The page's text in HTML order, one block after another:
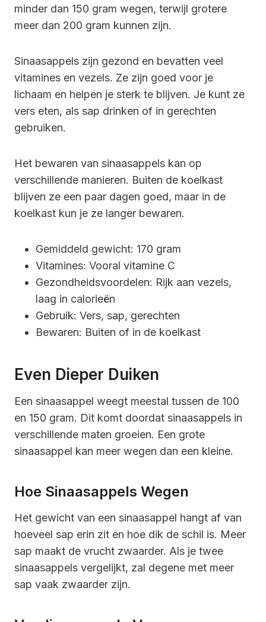
minder dan 150 gram wegen, terwijl grotere
meer dan 200 gram kunnen zijn.
Sinaasappels zijn gezond en bevatten veel
vitamines en vezels. Ze zijn goed voor je
lichaam en helpen je sterk te blijven. Je kunt ze
vers eten, als sap drinken of in gerechten
gebruiken.
Het bewaren van sinaasappels kan op
verschillende manieren. Buiten de koelkast
blijven ze een paar dagen goed, maar in de
koelkast kun je ze langer bewaren.
Gemiddeld gewicht: 170 gram
Vitamines: Vooral vitamine C
Gezondheidsvoordelen: Rijk aan vezels,
laag in calorieën
Gebruik: Vers, sap, gerechten
Bewaren: Buiten of in de koelkast
Even Dieper Duiken
Een sinaasappel weegt meestal tussen de 100
en 150 gram. Dit komt doordat sinaasappels in
verschillende maten groeien. Een grote
sinaasappel kan meer wegen dan een kleine.
Hoe Sinaasappels Wegen
Het gewicht van een sinaasappel hangt af van
hoeveel sap erin zit en hoe dik de schil is. Meer
sap maakt de vrucht zwaarder. Als je twee
sinaasappels vergelijkt, zal degene met meer
sap vaak zwaarder zijn.